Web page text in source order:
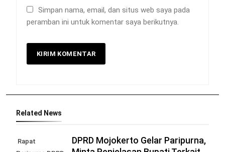
Simpan nama, email, dan situs web saya pada
peramban ini untuk komentar saya berikutnya.
Related News
Rapat
DPRD Mojokerto Gelar Paripurna,